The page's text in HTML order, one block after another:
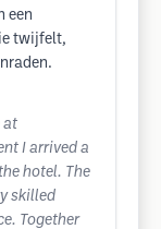
een
twijfelt,
at
I arrived a
hotel. The
skilled
Together